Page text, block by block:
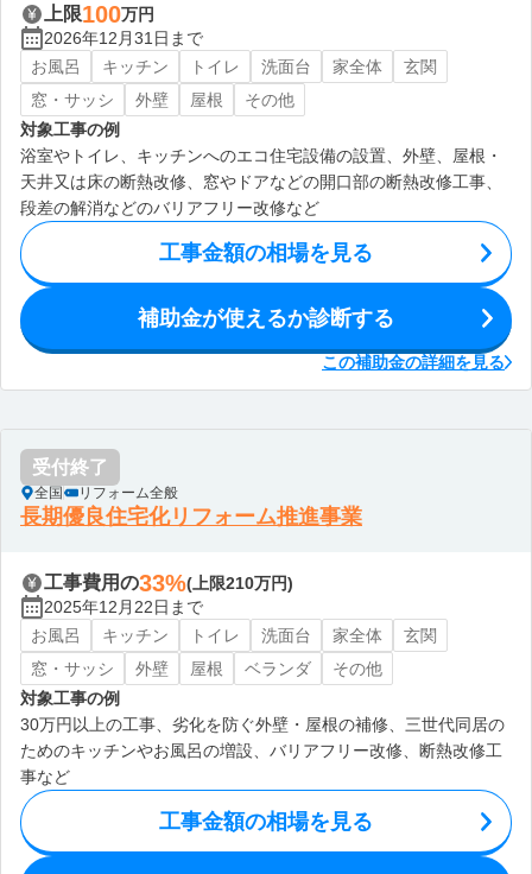
上限100万円
2026年12月31日まで
お風呂
キッチン トイレ 洗面台 家全体
玄関
窓・サッシ
外壁 屋根
その他
対象工事の例
浴室やトイレ、キッチンへのエコ住宅設備の設置、外壁、屋根・
天井又は床の断熱改修、窓やドアなどの開口部の断熱改修工事、
段差の解消などのバリアフリー改修など
工事金額の相場を見る
補助金が使えるか診断する
この補助金の詳細を見る
受付終了
全国 リフォーム全般
長期優良住宅化リフォーム推進事業
工事費用の33%(上限210万円)
2025年12月22日まで
お風呂
キッチン トイレ 洗面台 家全体
玄関
窓・サッシ
外壁 屋根 ベランダ
その他
対象工事の例
30万円以上の工事、劣化を防ぐ外壁・屋根の補修、三世代同居の
ためのキッチンやお風呂の増設、バリアフリー改修、断熱改修工
事など
工事金額の相場を見る